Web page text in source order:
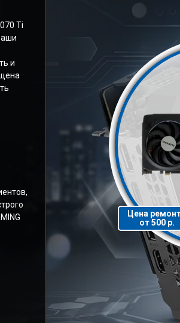
Ti
и
Цена
от 500 р.